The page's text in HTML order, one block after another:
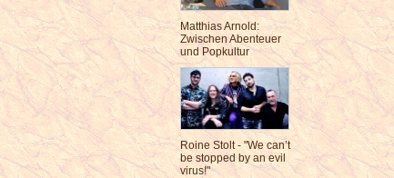
Matthias Arnold:
Zwischen Abenteuer
und Popkultur
Roine Stolt - "We can’t
be stopped by an evil
virus!"